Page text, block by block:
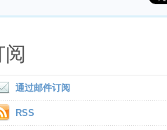
通过邮件订阅
RSS